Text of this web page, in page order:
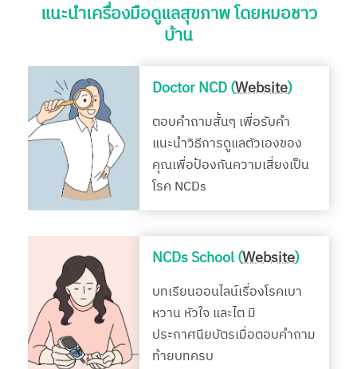
แนะนำเครื่องมือดูแลสุขภาพ โดยหมอชาว
บ้าน
Doctor NCD (Website)
ตอบคำถามสั้นๆ เพื่อรับคำ
แนะนำวิธีการดูแลตัวเองของ
คุณเพื่อป้องกันความเสี่ยงเป็น
โรค NCDs
NCDs School (Website)
บทเรียนออนไลน์เรื่องโรคเบา
หวาน หัวใจ และไต มี
ประกาศนียบัตรเมื่อตอบคำถาม
ท้ายบทครบ